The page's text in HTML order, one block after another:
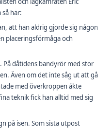
så här:
att han aldrig gjorde sig någon
placeringsförmåga och
På dåtidens bandyrör med stor
Även om det inte såg ut att gå
med överkroppen åkte
teknik fick han alltid med sig
på isen. Som sista utpost